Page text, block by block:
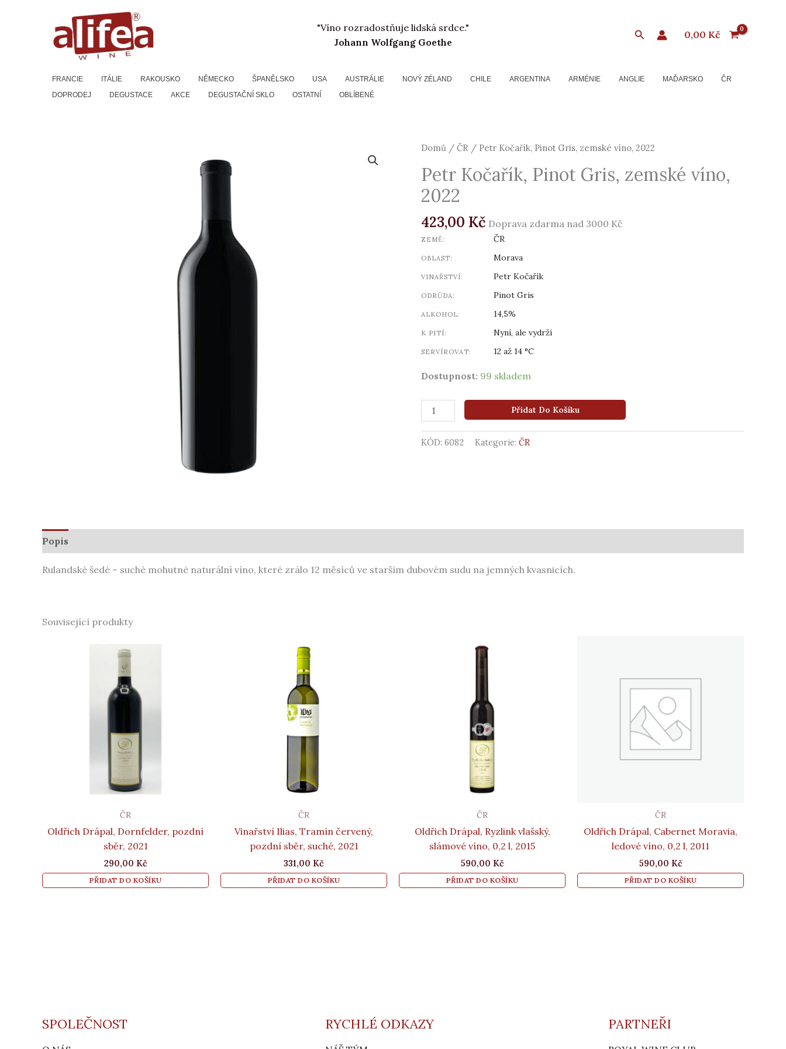
"Víno rozradostňuje lidská srdce."
Johann Wolfgang Goethe
Hledat 0,00 Kč
FRANCIE ITÁLIE RAKOUSKO NĚMECKO ŠPANĚLSKO USA AUSTRÁLIE NOVÝ ZÉLAND CHILE ARGENTINA ARMÉNIE ANGLIE MAĎARSKO
ČR
DOPRODEJ
DEGUSTACE AKCE DEGUSTAČNÍ SKLO OSTATNÍ OBLÍBENÉ
Domů / ČR / Petr Kočařík, Pinot Gris, zemské víno, 2022
Petr Kočařík, Pinot Gris, zemské víno,
2022
423,00 Kč Doprava zdarma nad 3000 Kč
ZEMĚ: ČR
OBLAST: Morava
VINAŘSTVÍ: Petr Kočařík
ODRŮDA: Pinot Gris
ALKOHOL: 14,5%
K PITÍ: Nyní, ale vydrží
SERVÍROVAT: 12 až 14 °C
Dostupnost: 99 skladem
Petr
Pinot
Gris,
zemské
víno,
2022
Přidat Do Košíku
KÓD: 6082 Kategorie: ČR
Popis
Rulandské šedé – suché mohutné naturální víno, které zrálo 12 měsíců ve starším dubovém sudu na jemných kvasnicích.
Související produkty
ČR
Oldřich Drápal, Dornfelder, pozdní
sběr, 2021
290,00 Kč
PŘIDAT DO KOŠÍKU
ČR
Vinařství Ilias, Tramín červený,
pozdní sběr, suché, 2021
331,00 Kč
PŘIDAT DO KOŠÍKU
ČR
Oldřich Drápal, Ryzlink vlašský,
slámové víno, 0,2 l, 2015
590,00 Kč
PŘIDAT DO KOŠÍKU
ČR
Oldřich Drápal, Cabernet Moravia,
ledové víno, 0,2 l, 2011
590,00 Kč
PŘIDAT DO KOŠÍKU
SPOLEČNOST RYCHLÉ ODKAZY PARTNEŘI